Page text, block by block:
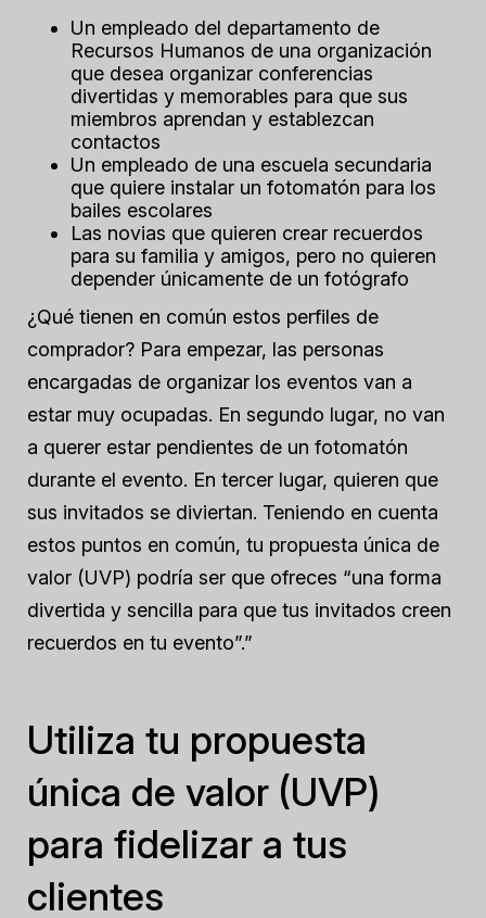
Un empleado del departamento de
Recursos Humanos de una organización
que desea organizar conferencias
divertidas y memorables para que sus
miembros aprendan y establezcan
contactos
Un empleado de una escuela secundaria
que quiere instalar un fotomatón para los
bailes escolares
Las novias que quieren crear recuerdos
para su familia y amigos, pero no quieren
depender únicamente de un fotógrafo
¿Qué tienen en común estos perfiles de
comprador? Para empezar, las personas
encargadas de organizar los eventos van a
estar muy ocupadas. En segundo lugar, no van
a querer estar pendientes de un fotomatón
durante el evento. En tercer lugar, quieren que
sus invitados se diviertan. Teniendo en cuenta
estos puntos en común, tu propuesta única de
valor (UVP) podría ser que ofreces “una forma
divertida y sencilla para que tus invitados creen
recuerdos en tu evento”.”
Utiliza tu propuesta
única de valor (UVP)
para fidelizar a tus
clientes